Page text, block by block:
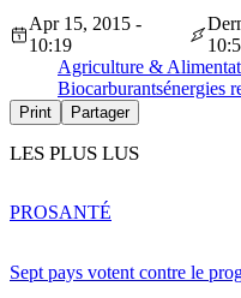
Apr 15, 2015 -
10:19
Agriculture &
Biocarburantsénergies
Print Partager
LES PLUS LUS
Sept pays votent contre le
PROSANTÉ